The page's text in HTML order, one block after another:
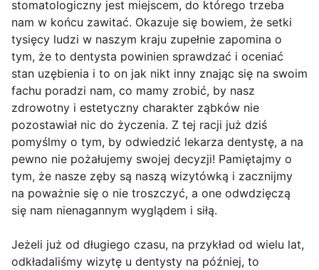
stomatologiczny jest miejscem, do którego trzeba
nam w końcu zawitać. Okazuje się bowiem, że setki
tysięcy ludzi w naszym kraju zupełnie zapomina o
tym, że to dentysta powinien sprawdzać i oceniać
stan uzębienia i to on jak nikt inny znając się na swoim
fachu poradzi nam, co mamy zrobić, by nasz
zdrowotny i estetyczny charakter ząbków nie
pozostawiał nic do życzenia. Z tej racji już dziś
pomyślmy o tym, by odwiedzić lekarza dentystę, a na
pewno nie pożałujemy swojej decyzji! Pamiętajmy o
tym, że nasze zęby są naszą wizytówką i zacznijmy
na poważnie się o nie troszczyć, a one odwdzięczą
się nam nienagannym wyglądem i siłą.
Jeżeli już od długiego czasu, na przykład od wielu lat,
odkładaliśmy wizytę u dentysty na później, to